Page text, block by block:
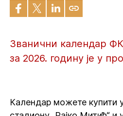
Званични календар
за 2026. годину је у
Календар можете купити